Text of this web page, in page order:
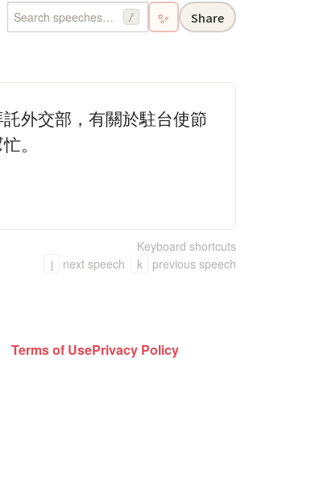
/ ✨ Share
外交部，有關於駐台使節
。
Keyboard shortcuts
j
next speech k previous speech
Terms of UsePrivacy Policy